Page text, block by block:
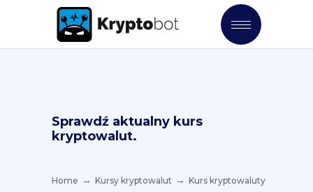
Sprawdź aktualny kurs
kryptowalut.
Home Kursy kryptowalut Kurs kryptowaluty